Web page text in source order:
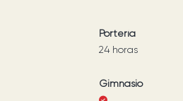
Portería
24 horas
Gimnasio